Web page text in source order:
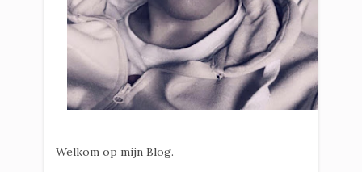
Welkom op mijn Blog.